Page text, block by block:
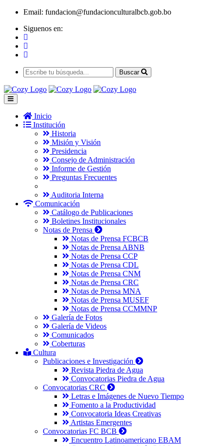
Email: fundacion@fundacionculturalbcb.gob.bo
Siguenos en:
Buscar
Inicio
Institución
Historia
Misión y Visión
Presidencia
Consejo de Administración
Informe de Gestión
Preguntas Frecuentes
Auditoria Interna
Comunicación
Catálogo de Publicaciones
Boletines Institucionales
Notas de Prensa
Notas de Prensa FCBCB
Notas de Prensa ABNB
Notas de Prensa CCP
Notas de Prensa CDL
Notas de Prensa CNM
Notas de Prensa CRC
Notas de Prensa MNA
Notas de Prensa MUSEF
Notas de Prensa CCMMNP
Galería de Fotos
Galería de Videos
Comunicados
Coberturas
Cultura
Publicaciones e Investigación
Revista Piedra de Agua
Convocatorias Piedra de Agua
Convocatorias CRC
Letras e Imágenes de Nuevo Tiempo
Fomento a la Productividad
Convocatoria Ideas Creativas
Artistas Emergentes
Convocatorias FC BCB
Encuentro Latinoamericano EBAM